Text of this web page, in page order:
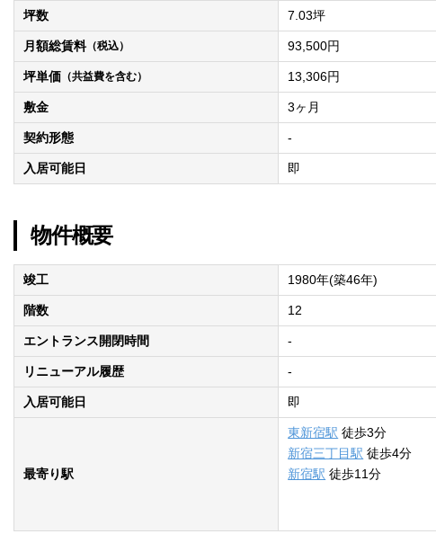
坪数 7.03坪
月額総賃料（税込） 93,500円
坪単価 （共益費を含む） 13,306円
敷金 3ヶ月
契約形態 -
入居可能日 即
物件概要
竣工 1980年(築46年)
階数 12
エントランス開閉時間 -
リニューアル履歴 -
入居可能日 即
最寄り駅
東新宿駅 徒歩3分
新宿三丁目駅 徒歩4分
新宿駅 徒歩11分